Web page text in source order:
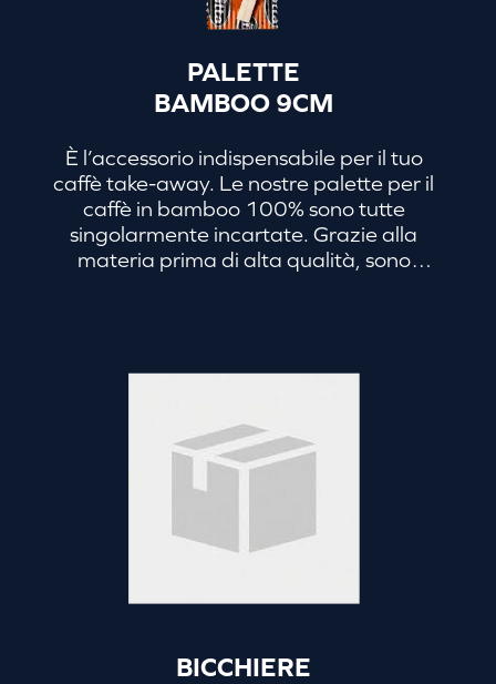
PALETTE
BAMBOO 9CM
È l’accessorio indispensabile per il tuo
caffè take-away. Le nostre palette per il
caffè in bamboo 100% sono tutte
singolarmente incartate. Grazie alla
materia prima di alta qualità, sono
BICCHIERE